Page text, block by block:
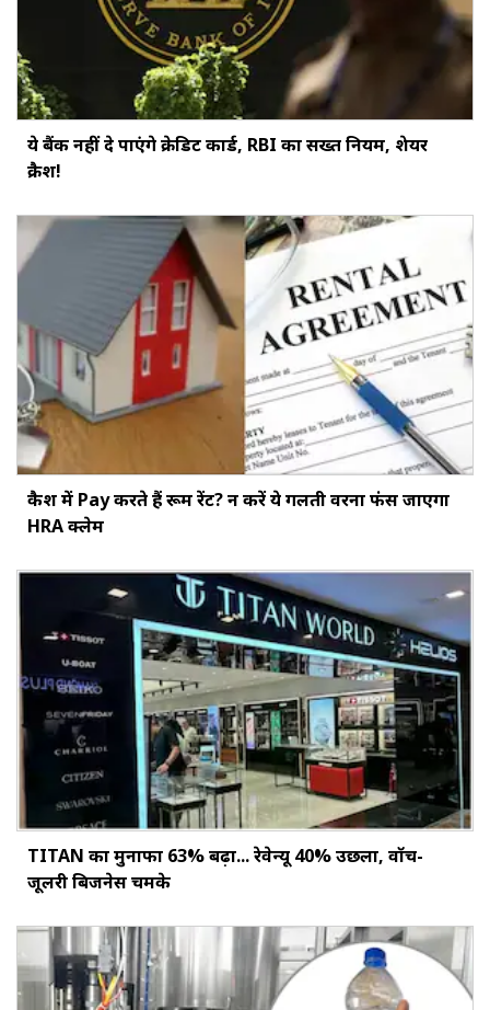
ये बैंक नहीं दे पाएंगे क्रेडिट कार्ड, RBI का सख्‍त नियम, शेयर
क्रैश!
कैश में Pay करते हैं रूम रेंट? न करें ये गलती वरना फंस जाएगा
HRA क्लेम
TITAN का मुनाफा 63% बढ़ा... रेवेन्यू 40% उछला, वॉच-
जूलरी बिजनेस चमके